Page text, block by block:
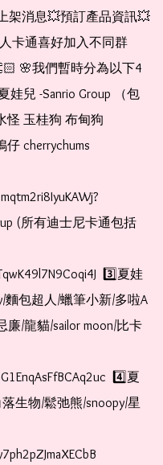
架消息💥預訂產品資訊💥
卡通喜好加入不同群
🌸我們暫時分為以下4
娃兒 -Sanrio Group （包
怪 玉桂狗 布甸狗
仔 cherrychums
(所有迪士尼卡通包括
3️⃣夏娃
麵包超人/蠟筆小新/多啦A
廉/龍貓/sailor moon/比卡
4️⃣夏
生物/鬆弛熊/snoopy/星